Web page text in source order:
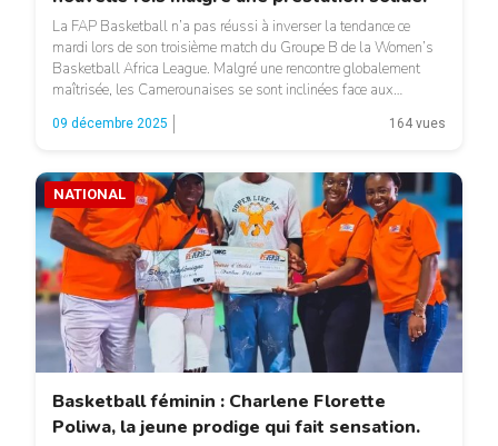
La FAP Basketball n’a pas réussi à inverser la tendance ce
mardi lors de son troisième match du Groupe B de la Women’s
Basketball Africa League. Malgré une rencontre globalement
maîtrisée, les Camerounaises se sont inclinées face aux
Nigérianes de First Bank sur le score de 58-52. Ce duel avait un
parfum de retrouvailles, puisque […]
09 décembre 2025 164 vues
NATIONAL
Basketball féminin : Charlene Florette
Poliwa, la jeune prodige qui fait sensation.